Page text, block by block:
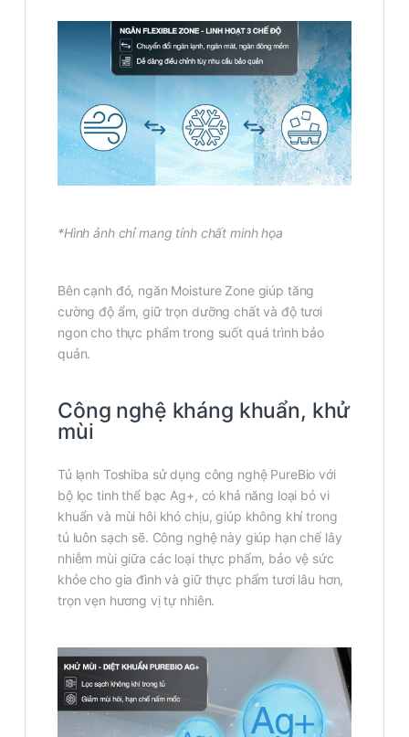
*Hình ảnh chỉ mang tính chất minh họa
Bên cạnh đó, ngăn Moisture Zone giúp tăng
cường độ ẩm, giữ trọn dưỡng chất và độ tươi
ngon cho thực phẩm trong suốt quá trình bảo
quản.
Công nghệ kháng khuẩn, khử
mùi
Tủ lạnh Toshiba sử dụng công nghệ PureBio với
bộ lọc tinh thể bạc Ag+, có khả năng loại bỏ vi
khuẩn và mùi hôi khó chịu, giúp không khí trong
tủ luôn sạch sẽ. Công nghệ này giúp hạn chế lây
nhiễm mùi giữa các loại thực phẩm, bảo vệ sức
khỏe cho gia đình và giữ thực phẩm tươi lâu hơn,
trọn vẹn hương vị tự nhiên.